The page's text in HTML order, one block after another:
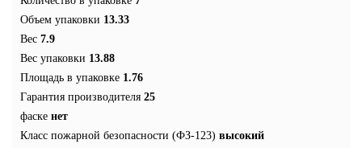
Объем упаковки 13.33
Вес 7.9
Вес упаковки 13.88
Площадь в упаковке 1.76
Гарантия производителя 25
фаске нет
Класс пожарной безопасности (ФЗ-123) высокий